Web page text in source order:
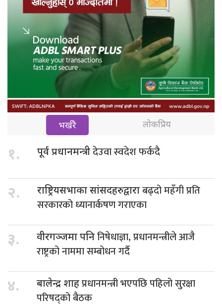
भर्खरै लोकप्रिय
१. पूर्व प्रधानमन्त्रीदेउवा स्वदेश फर्कदै
२. राष्ट्रियसभाका सांसदहरुद्वाराबढ्दो महँगी प्रति
सरकारको ध्यानार्कषण गराएका
३. वीरगञ्जमा पनिनिषेधाज्ञा, प्रधानमन्त्रीले आजै
राष्ट्रको नाममा सम्बोधन गर्दै
४. बालेन्द्र शाहप्रधानमन्त्री भएपछि पहिलो सुरक्षा
परिषद्को बैठक